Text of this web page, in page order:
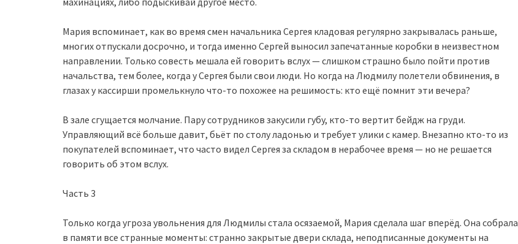
Мария вспоминает, как во время смен начальника Сергея кладовая регулярно закрывалась раньше,
многих отпускали досрочно, и тогда именно Сергей выносил запечатанные коробки в неизвестном
направлении. Только совесть мешала ей говорить вслух — слишком страшно было пойти против
начальства, тем более, когда у Сергея были свои люди. Но когда на Людмилу полетели обвинения, в
глазах у кассирши промелькнуло что-то похожее на решимость: кто ещё помнит эти вечера?
В зале сгущается молчание. Пару сотрудников закусили губу, кто-то вертит бейдж на груди.
Управляющий всё больше давит, бьёт по столу ладонью и требует улики с камер. Внезапно кто-то из
покупателей вспоминает, что часто видел Сергея за складом в нерабочее время — но не решается
говорить об этом вслух.
Часть 3
Только когда угроза увольнения для Людмилы стала осязаемой, Мария сделала шаг вперёд. Она собрала
в памяти все странные моменты: странно закрытые двери склада, неподписанные документы на